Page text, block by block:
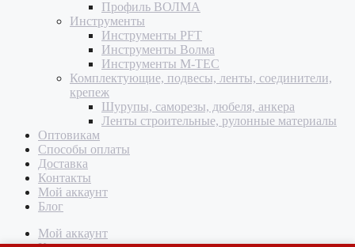
Профиль ВОЛМА
Инструменты
Инструменты PFT
Инструменты Волма
Инструменты M-TEC
Комплектующие, подвесы, ленты, соединители,
крепеж
Шурупы, саморезы, дюбеля, анкера
Ленты строительные, рулонные материалы
Оптовикам
Способы оплаты
Доставка
Контакты
Мой аккаунт
Блог
Мой аккаунт